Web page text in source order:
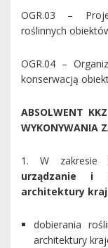
OGR.03 –
roślinnych
OGR.04 –
konserwacją
ABSOLWENT
WYKONYWANIA
1. W zakresie
urządzanie i
architektury
dobierania
architektury